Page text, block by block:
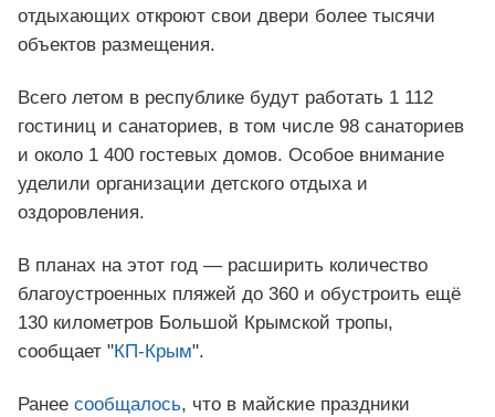
отдыхающих откроют свои двери более тысячи
объектов размещения.
Всего летом в республике будут работать 1 112
гостиниц и санаториев, в том числе 98 санаториев
и около 1 400 гостевых домов. Особое внимание
уделили организации детского отдыха и
оздоровления.
В планах на этот год — расширить количество
благоустроенных пляжей до 360 и обустроить ещё
130 километров Большой Крымской тропы,
сообщает "КП-Крым".
Ранее сообщалось, что в майские праздники